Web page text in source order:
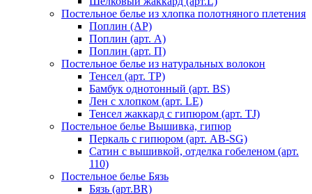
Постельное белье из хлопка полотняного плетения
Поплин (AP)
Поплин (арт. А)
Поплин (арт. П)
Постельное белье из натуральных волокон
Тенсел (арт. ТР)
Бамбук однотонный (арт. BS)
Лен с хлопком (арт. LE)
Тенсел жаккард с гипюром (арт. TJ)
Постельное белье Вышивка, гипюр
Перкаль с гипюром (арт. AB-SG)
Сатин с вышивкой, отделка гобеленом (арт.
110)
Постельное белье Бязь
Бязь (арт.BR)